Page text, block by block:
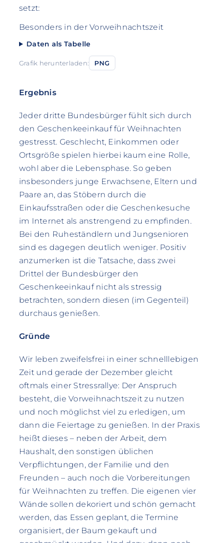
setzt:
Besonders in der Vorweihnachtszeit
Daten als Tabelle
Grafik herunterladen: PNG
Ergebnis
Jeder dritte Bundesbürger fühlt sich durch
den Geschenkeeinkauf für Weihnachten
gestresst. Geschlecht, Einkommen oder
Ortsgröße spielen hierbei kaum eine Rolle,
wohl aber die Lebensphase. So geben
insbesonders junge Erwachsene, Eltern und
Paare an, das Stöbern durch die
Einkaufsstraßen oder die Geschenkesuche
im Internet als anstrengend zu empfinden.
Bei den Ruheständlern und Jungsenioren
sind es dagegen deutlich weniger. Positiv
anzumerken ist die Tatsache, dass zwei
Drittel der Bundesbürger den
Geschenkeeinkauf nicht als stressig
betrachten, sondern diesen (im Gegenteil)
durchaus genießen.
Gründe
Wir leben zweifelsfrei in einer schnelllebigen
Zeit und gerade der Dezember gleicht
oftmals einer Stressrallye: Der Anspruch
besteht, die Vorweihnachtszeit zu nutzen
und noch möglichst viel zu erledigen, um
dann die Feiertage zu genießen. In der Praxis
heißt dieses – neben der Arbeit, dem
Haushalt, den sonstigen üblichen
Verpflichtungen, der Familie und den
Freunden – auch noch die Vorbereitungen
für Weihnachten zu treffen. Die eigenen vier
Wände sollen dekoriert und schön gemacht
werden, das Essen geplant, die Termine
organisiert, der Baum gekauft und